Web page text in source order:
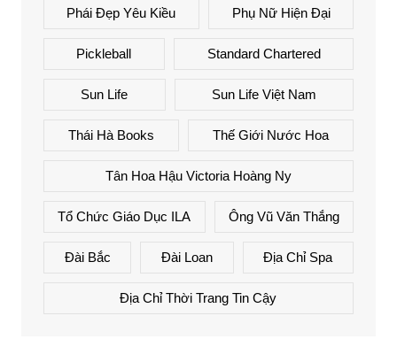
Phái Đẹp Yêu Kiều Phụ Nữ Hiện Đại
Pickleball Standard Chartered
Sun Life Sun Life Việt Nam
Thái Hà Books Thế Giới Nước Hoa
Tân Hoa Hậu Victoria Hoàng Ny
Tổ Chức Giáo Dục ILA Ông Vũ Văn Thắng
Đài Bắc Đài Loan Địa Chỉ Spa
Địa Chỉ Thời Trang Tin Cậy